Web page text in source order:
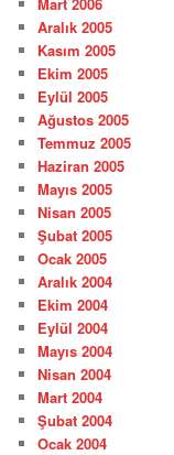
Aralık 2005
Kasım 2005
Ekim 2005
Eylül 2005
Ağustos 2005
Temmuz 2005
Haziran 2005
Mayıs 2005
Nisan 2005
Şubat 2005
Ocak 2005
Aralık 2004
Ekim 2004
Eylül 2004
Mayıs 2004
Nisan 2004
Mart 2004
Şubat 2004
Ocak 2004